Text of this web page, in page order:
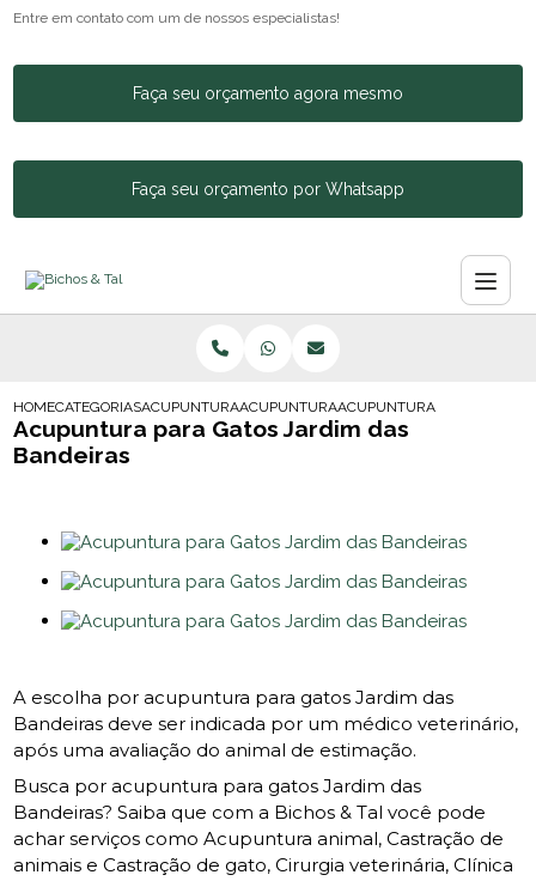
Entre em contato com um de nossos especialistas!
Faça seu orçamento agora mesmo
Faça seu orçamento por Whatsapp
HOMECATEGORIASACUPUNTURA ANIMALACUPUNTURA EM ANIMALACUPUNTURA PARA GATOS
Acupuntura para Gatos Jardim das
Bandeiras
A escolha por acupuntura para gatos Jardim das
Bandeiras deve ser indicada por um médico veterinário,
após uma avaliação do animal de estimação.
Busca por acupuntura para gatos Jardim das
Bandeiras? Saiba que com a Bichos & Tal você pode
achar serviços como Acupuntura animal, Castração de
animais e Castração de gato, Cirurgia veterinária, Clínica